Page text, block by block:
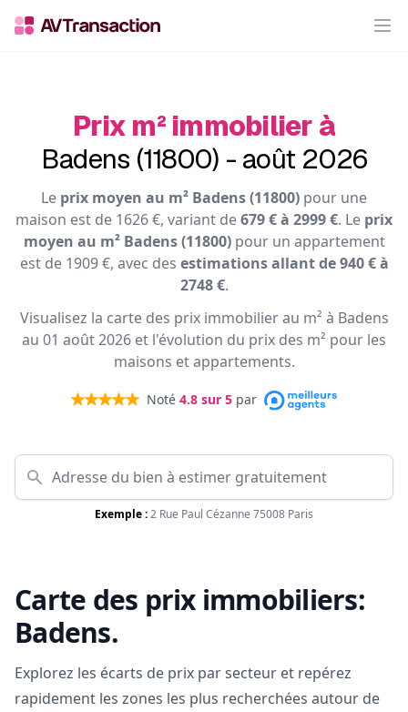
Prix m² immobilier à
Badens (11800) - août 2026
Le prix moyen au m² Badens (11800) pour une
maison est de 1626 €, variant de679 € à 2999 €. Le prix
moyen au m² Badens (11800)pour un appartement
est de 1909 €, avec des estimations allant de 940 € à
2748 €.
Visualisez la carte des prix immobilier au m² à Badens
au 01 août 2026 et l'évolution du prix des m² pour les
maisons et appartements.
Noté 4.8 sur 5 par
Exemple :2 Rue Paul Cézanne 75008 Paris
Carte des prix immobiliers:
Badens.
Explorez les écarts de prix par secteur et repérez
rapidement les zones les plus recherchées autour de